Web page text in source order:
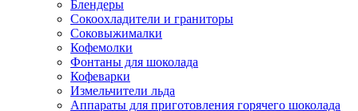
Блендеры
Сокоохладители и граниторы
Соковыжималки
Кофемолки
Фонтаны для шоколада
Кофеварки
Измельчители льда
Аппараты для приготовления горячего шоколада